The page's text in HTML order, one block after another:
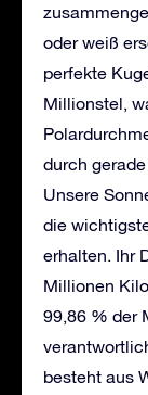
oder weiß
perfekte
Millionstel,
durch
Unsere
die
erhalten. Ihr
Millionen
99,86 % der
besteht aus